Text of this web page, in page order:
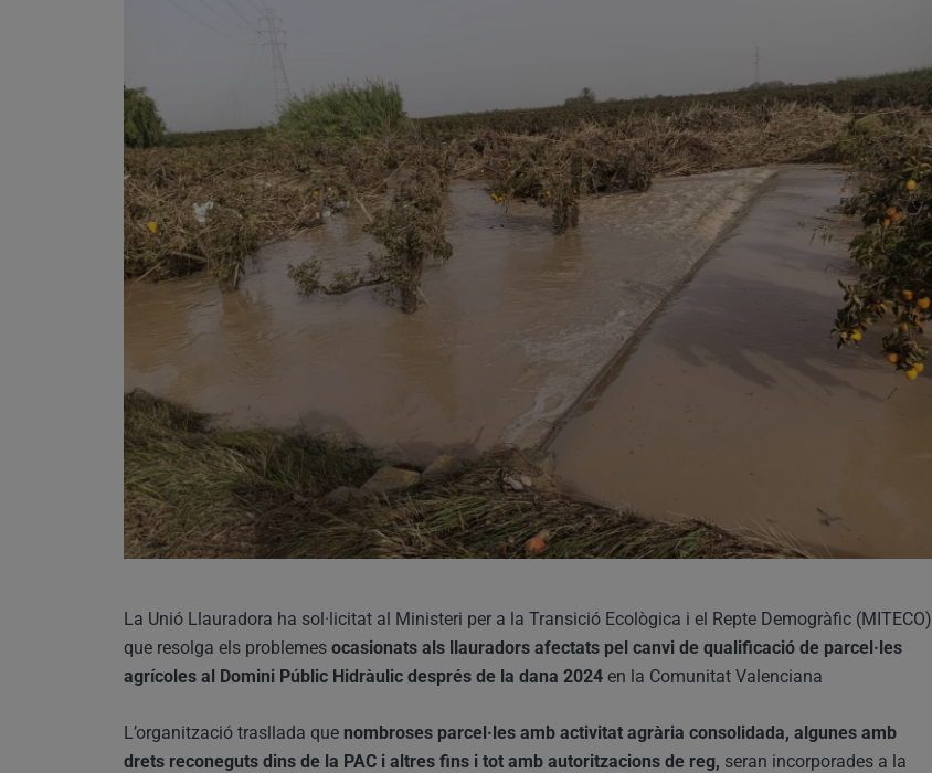
La Unió Llauradora ha sol·licitat al Ministeri per a la Transició Ecològica i el Repte Demogràfic (MITECO)
que resolga els problemes ocasionats als llauradors afectats pel canvi de qualificació de parcel·les
agrícoles al Domini Públic Hidràulic després de la dana 2024 en la Comunitat Valenciana
L’organització trasllada que nombroses parcel·les amb activitat agrària consolidada, algunes amb
drets reconeguts dins de la PAC i altres fins i tot amb autoritzacions de reg, seran incorporades a la